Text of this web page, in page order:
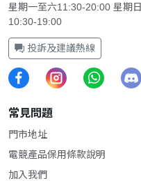
星期一至六11:30-20:00 星期日
10:30-19:00
投訴及建議熱線
常見問題
門市地址
電競產品保用條款說明
加入我們